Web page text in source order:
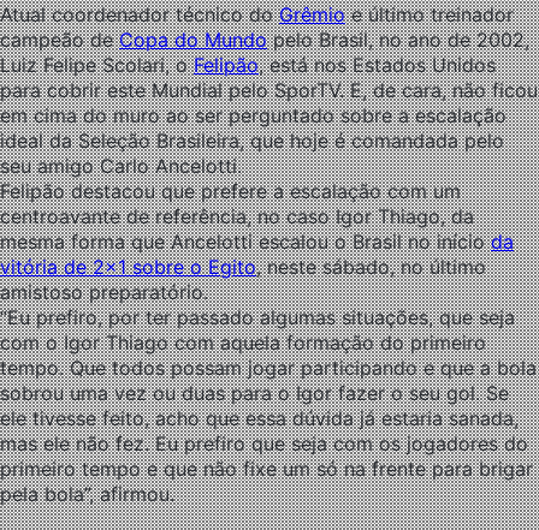
Atual coordenador técnico doGrêmioe último treinador
campeão deCopa do Mundopelo Brasil, no ano de 2002,
Luiz Felipe Scolari, oFelipão, está nos Estados Unidos
para cobrir este Mundial pelo SporTV. E, de cara, não ficou
em cima do muro ao ser perguntado sobre a escalação
ideal da Seleção Brasileira, que hoje é comandada pelo
seu amigo Carlo Ancelotti.
Felipão destacou que prefere a escalação com um
centroavante de referência, no caso Igor Thiago, da
mesma forma que Ancelotti escalou o Brasil no inícioda
vitória de 2×1 sobre o Egito, neste sábado, no último
amistoso preparatório.
“Eu prefiro, por ter passado algumas situações, que seja
com o Igor Thiago com aquela formação do primeiro
tempo. Que todos possam jogar participando e que a bola
sobrou uma vez ou duas para o Igor fazer o seu gol. Se
ele tivesse feito, acho que essa dúvida já estaria sanada,
mas ele não fez. Eu prefiro que seja com os jogadores do
primeiro tempo e que não fixe um só na frente para brigar
pela bola”, afirmou.